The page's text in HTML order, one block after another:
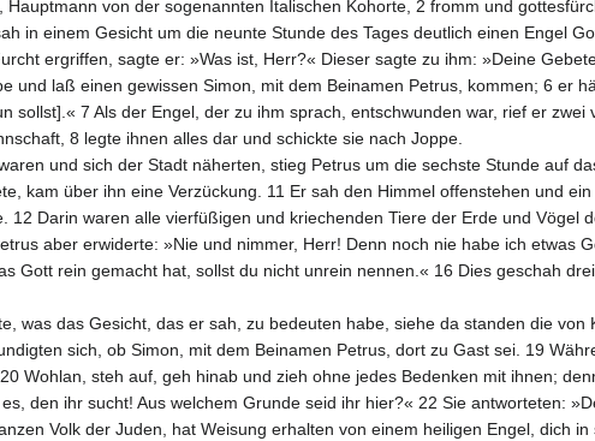
von der sogenannten Italischen Kohorte, 2 fromm und
in einem Gesicht um die neunte Stunde des Tages deutlich einen Engel
ergriffen, sagte er: »Was ist, Herr?« Dieser sagte zu ihm: »Deine
und laß einen gewissen Simon, mit dem Beinamen Petrus, kommen; 6 er
sollst].« 7 Als der Engel, der zu ihm sprach, entschwunden war, rief er
8 legte ihnen alles dar und schickte sie nach Joppe.
und sich der Stadt näherten, stieg Petrus um die sechste Stunde auf
kam über ihn eine Verzückung. 11 Er sah den Himmel offenstehen und
12 Darin waren alle vierfüßigen und kriechenden Tiere der Erde und Vögel
aber erwiderte: »Nie und nimmer, Herr! Denn noch nie habe ich etwas
Gott rein gemacht hat, sollst du nicht unrein nennen.« 16 Dies geschah
was das Gesicht, das er sah, zu bedeuten habe, siehe da standen die
sich, ob Simon, mit dem Beinamen Petrus, dort zu Gast sei. 19
Wohlan, steh auf, geh hinab und zieh ohne jedes Bedenken mit ihnen;
den ihr sucht! Aus welchem Grunde seid ihr hier?« 22 Sie antworteten:
Volk der Juden, hat Weisung erhalten von einem heiligen Engel, dich